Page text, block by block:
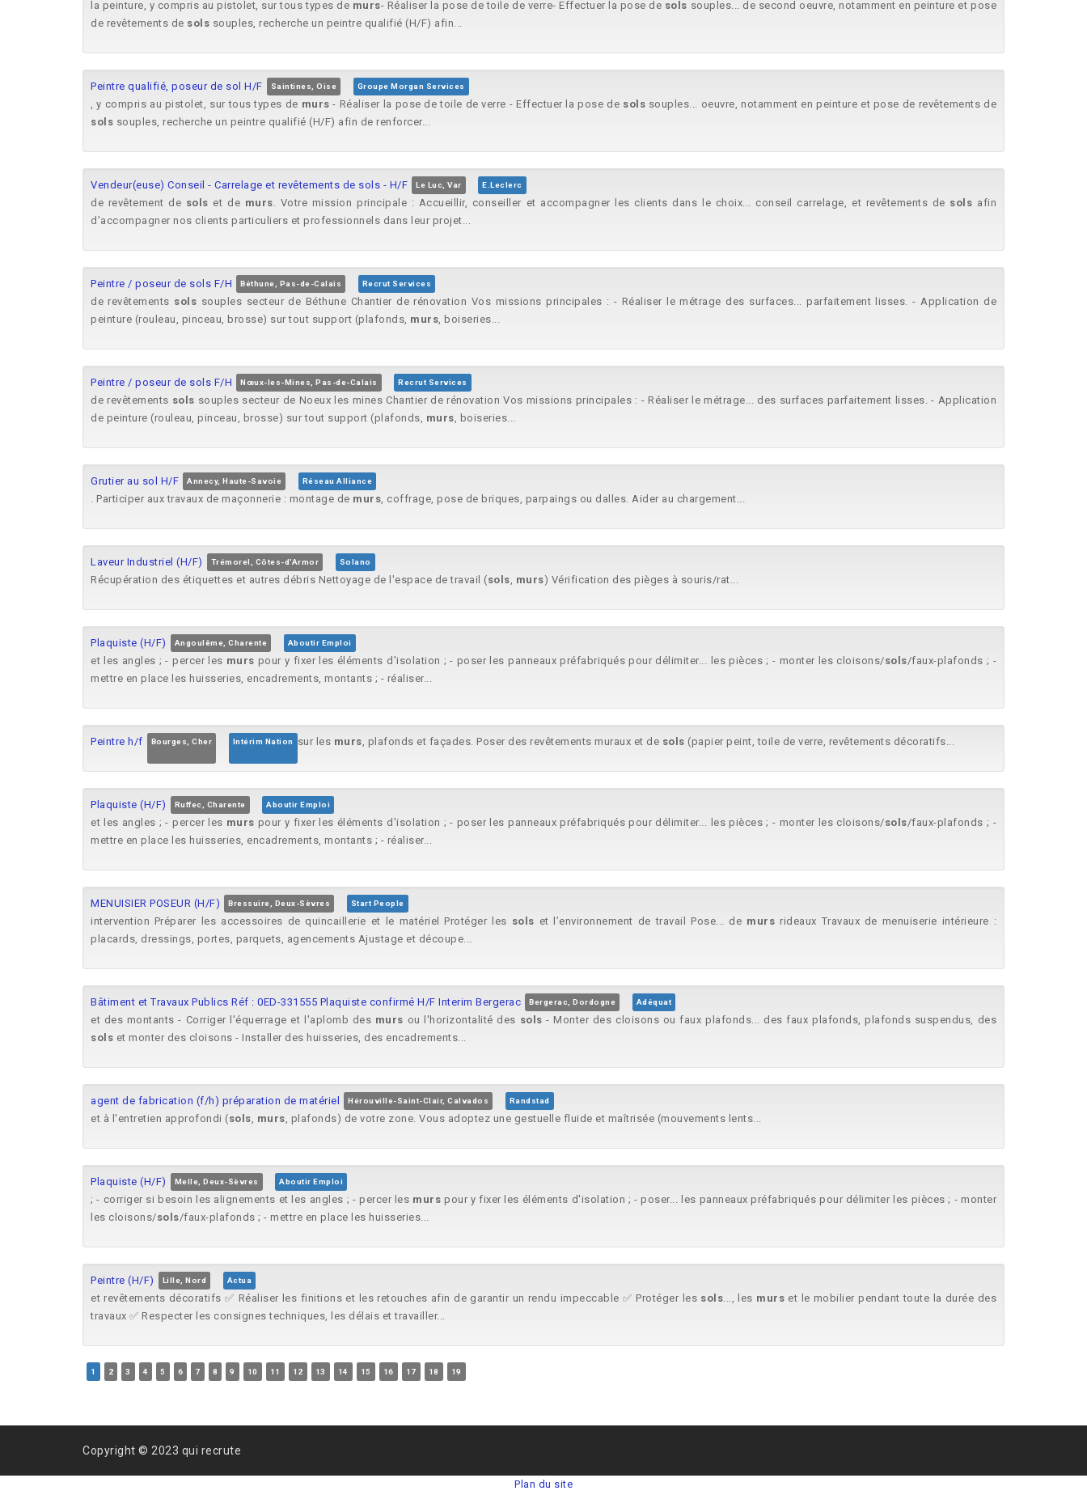
la peinture, y compris au pistolet, sur tous types de murs- Réaliser la pose de toile de verre- Effectuer la pose de sols souples... de second oeuvre, notamment en peinture et pose
de revêtements de sols souples, recherche un peintre qualifié (H/F) afin...
Peintre qualifié, poseur de sol H/F Saintines, Oise Groupe Morgan Services
, y compris au pistolet, sur tous types de murs - Réaliser la pose de toile de verre - Effectuer la pose de sols souples... oeuvre, notamment en peinture et pose de revêtements de
sols souples, recherche un peintre qualifié (H/F) afin de renforcer...
Vendeur(euse) Conseil - Carrelage et revêtements de sols - H/F Le Luc, Var E.Leclerc
de revêtement de sols et de murs. Votre mission principale : Accueillir, conseiller et accompagner les clients dans le choix... conseil carrelage, et revêtements de sols afin
d'accompagner nos clients particuliers et professionnels dans leur projet...
Peintre / poseur de sols F/H Béthune, Pas-de-Calais Recrut Services
de revêtements sols souples secteur de Béthune Chantier de rénovation Vos missions principales : - Réaliser le métrage des surfaces... parfaitement lisses. - Application de
peinture (rouleau, pinceau, brosse) sur tout support (plafonds, murs, boiseries...
Peintre / poseur de sols F/H Nœux-les-Mines, Pas-de-Calais Recrut Services
de revêtements sols souples secteur de Noeux les mines Chantier de rénovation Vos missions principales : - Réaliser le métrage... des surfaces parfaitement lisses. - Application
de peinture (rouleau, pinceau, brosse) sur tout support (plafonds, murs, boiseries...
Grutier au sol H/F Annecy, Haute-Savoie Réseau Alliance
. Participer aux travaux de maçonnerie : montage de murs, coffrage, pose de briques, parpaings ou dalles. Aider au chargement...
Laveur Industriel (H/F) Trémorel, Côtes-d'Armor Solano
Récupération des étiquettes et autres débris Nettoyage de l'espace de travail (sols, murs) Vérification des pièges à souris/rat...
Plaquiste (H/F) Angoulême, Charente Aboutir Emploi
et les angles ; - percer les murs pour y fixer les éléments d'isolation ; - poser les panneaux préfabriqués pour délimiter... les pièces ; - monter les cloisons/sols/faux-plafonds ; -
mettre en place les huisseries, encadrements, montants ; - réaliser...
Peintre h/f Bourges, Cher Intérim Nation sur les murs, plafonds et façades. Poser des revêtements muraux et de sols (papier peint, toile de verre, revêtements décoratifs...
Plaquiste (H/F) Ruffec, Charente Aboutir Emploi
et les angles ; - percer les murs pour y fixer les éléments d'isolation ; - poser les panneaux préfabriqués pour délimiter... les pièces ; - monter les cloisons/sols/faux-plafonds ; -
mettre en place les huisseries, encadrements, montants ; - réaliser...
MENUISIER POSEUR (H/F) Bressuire, Deux-Sèvres Start People
intervention Préparer les accessoires de quincaillerie et le matériel Protéger les sols et l’environnement de travail Pose... de murs rideaux Travaux de menuiserie intérieure :
placards, dressings, portes, parquets, agencements Ajustage et découpe...
Bâtiment et Travaux Publics Réf : 0ED-331555 Plaquiste confirmé H/F Interim Bergerac Bergerac, Dordogne Adéquat
et des montants - Corriger l'équerrage et l'aplomb des murs ou l'horizontalité des sols - Monter des cloisons ou faux plafonds... des faux plafonds, plafonds suspendus, des
sols et monter des cloisons - Installer des huisseries, des encadrements...
agent de fabrication (f/h) préparation de matériel Hérouville-Saint-Clair, Calvados Randstad
et à l'entretien approfondi (sols, murs, plafonds) de votre zone. Vous adoptez une gestuelle fluide et maîtrisée (mouvements lents...
Plaquiste (H/F) Melle, Deux-Sèvres Aboutir Emploi
; - corriger si besoin les alignements et les angles ; - percer les murs pour y fixer les éléments d'isolation ; - poser... les panneaux préfabriqués pour délimiter les pièces ; - monter
les cloisons/sols/faux-plafonds ; - mettre en place les huisseries...
Peintre (H/F) Lille, Nord Actua
et revêtements décoratifs ✅ Réaliser les finitions et les retouches afin de garantir un rendu impeccable ✅ Protéger les sols..., les murs et le mobilier pendant toute la durée des
travaux ✅ Respecter les consignes techniques, les délais et travailler...
1 2 3 4 5 6 7 8 9 10 11 12 13 14 15 16 17 18 19
Copyright © 2023 qui recrute
Plan du site